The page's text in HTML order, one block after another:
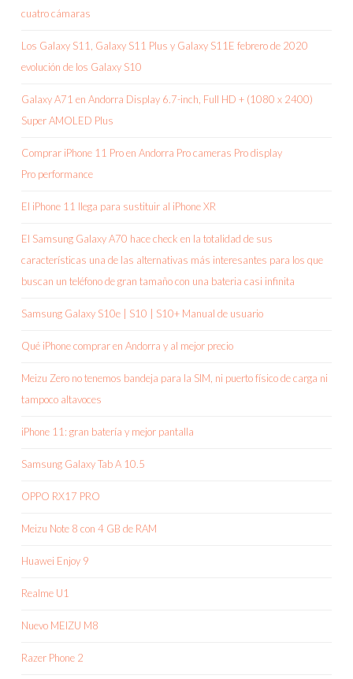
cuatro cámaras
Los Galaxy S11, Galaxy S11 Plus y Galaxy S11E febrero de 2020
evolución de los Galaxy S10
Galaxy A71 en Andorra Display 6.7-inch, Full HD + (1080 x 2400)
Super AMOLED Plus
Comprar iPhone 11 Pro en Andorra Pro cameras Pro display
Pro performance
El iPhone 11 llega para sustituir al iPhone XR
El Samsung Galaxy A70 hace check en la totalidad de sus
características una de las alternativas más interesantes para los que
buscan un teléfono de gran tamaño con una bateria casi infinita
Samsung Galaxy S10e | S10 | S10+ Manual de usuario
Qué iPhone comprar en Andorra y al mejor precio
Meizu Zero no tenemos bandeja para la SIM, ni puerto físico de carga ni
tampoco altavoces
iPhone 11: gran batería y mejor pantalla
Samsung Galaxy Tab A 10.5
OPPO RX17 PRO
Meizu Note 8 con 4 GB de RAM
Huawei Enjoy 9
Realme U1
Nuevo MEIZU M8
Razer Phone 2